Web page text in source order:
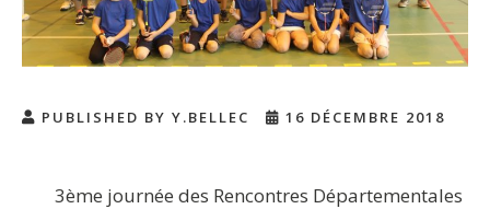
PUBLISHED BY Y.BELLEC 16 DÉCEMBRE 2018
3ème journée des Rencontres Départementales